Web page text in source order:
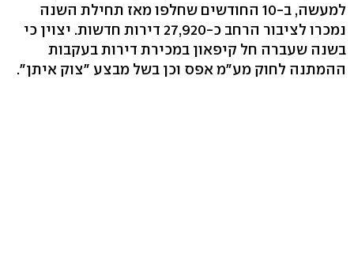
למעשה, ב-10 החודשים שחלפו מאז תחילת השנה
נמכרו לציבור הרחב כ-27,920 דירות חדשות. יצוין כי
בשנה שעברה חל קיפאון במכירת דירות בעקבות
ההמתנה לחוק מע"מ אפס וכן בשל מבצע "צוק איתן".